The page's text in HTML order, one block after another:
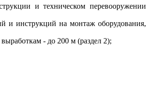
и техническом перевооружении
и инструкций на монтаж оборудования,
- до 200 м (раздел 2);